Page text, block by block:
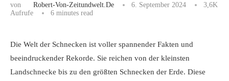
von Robert-Von-Zeitundwelt.de 6. September 2024
3,6K
Aufrufe
6 minutes read
Die Welt der Schnecken ist voller spannender Fakten und
beeindruckender Rekorde. Sie reichen von der kleinsten
Landschnecke bis zu den größten Schnecken der Erde. Diese